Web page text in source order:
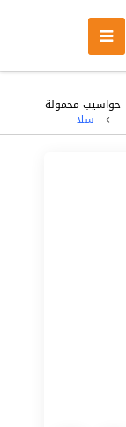
حواسيب محمولة
سلا